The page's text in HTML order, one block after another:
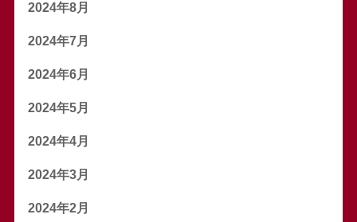
2024年8月
2024年7月
2024年6月
2024年5月
2024年4月
2024年3月
2024年2月